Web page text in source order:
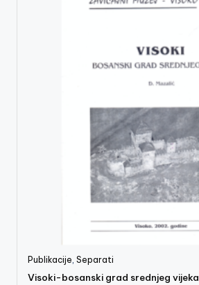
Publikacije ,Separati
Visoki-bosanski grad srednjeg vijeka